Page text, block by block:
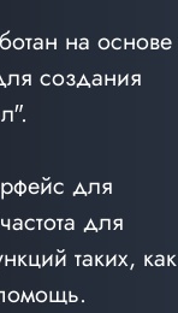
на основе
создания
для
для
таких, как